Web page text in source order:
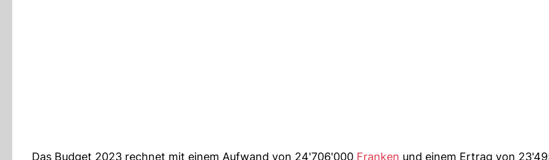
Das Budget 2023 rechnet mit einem Aufwand von 24'706'000 Franken und einem Ertrag von